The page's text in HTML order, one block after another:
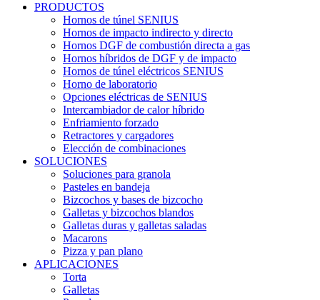
PRODUCTOS
Hornos de túnel SENIUS
Hornos de impacto indirecto y directo
Hornos DGF de combustión directa a gas
Hornos híbridos de DGF y de impacto
Hornos de túnel eléctricos SENIUS
Horno de laboratorio
Opciones eléctricas de SENIUS
Intercambiador de calor híbrido
Enfriamiento forzado
Retractores y cargadores
Elección de combinaciones
SOLUCIONES
Soluciones para granola
Pasteles en bandeja
Bizcochos y bases de bizcocho
Galletas y bizcochos blandos
Galletas duras y galletas saladas
Macarons
Pizza y pan plano
APLICACIONES
Torta
Galletas